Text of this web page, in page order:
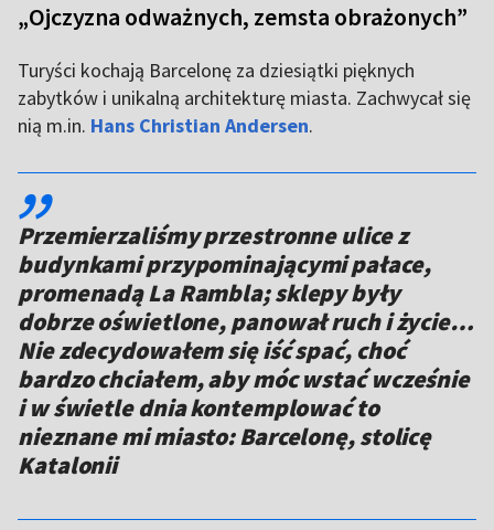
„Ojczyzna odważnych, zemsta obrażonych”
Turyści kochają Barcelonę za dziesiątki pięknych
zabytków i unikalną architekturę miasta. Zachwycał się
nią m.in. Hans Christian Andersen.
,,
Przemierzaliśmy przestronne ulice z
budynkami przypominającymi pałace,
promenadą La Rambla; sklepy były
dobrze oświetlone, panował ruch i życie…
Nie zdecydowałem się iść spać, choć
bardzo chciałem, aby móc wstać wcześnie
i w świetle dnia kontemplować to
nieznane mi miasto: Barcelonę, stolicę
Katalonii